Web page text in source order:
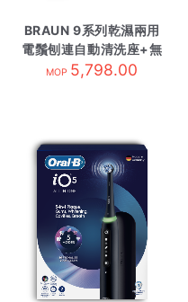
BRAUN 9系列乾濕兩用
電鬚刨連自動清洗座+無
線充電 9675cc 灰色
MOP 5,798.00